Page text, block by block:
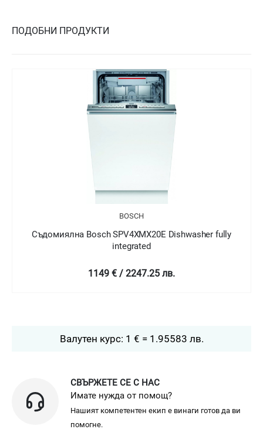
ПОДОБНИ ПРОДУКТИ
Dishwasher fully
Съдомиялна Bosch
Валутен курс: 1 € = 1.95583 лв.
СВЪРЖЕТЕ СЕ С НАС
Имате нужда от помощ?
Нашият компетентен екип е винаги готов да ви
помогне.